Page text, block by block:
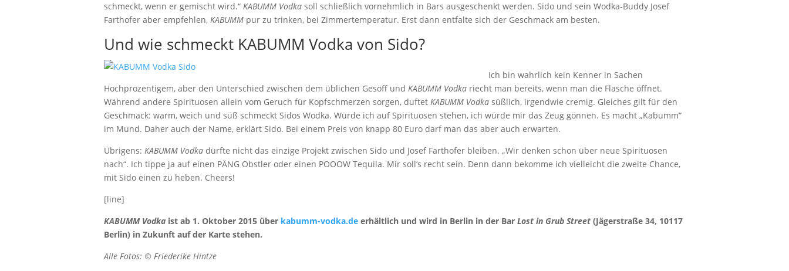
schmeckt, wenn er gemischt wird.“ KABUMM Vodka soll schließlich vornehmlich in Bars ausgeschenkt werden. Sido und sein Wodka-Buddy Josef
Farthofer aber empfehlen, KABUMM pur zu trinken, bei Zimmertemperatur. Erst dann entfalte sich der Geschmack am besten.
Und wie schmeckt KABUMM Vodka von Sido?
Ich bin wahrlich kein Kenner in Sachen
Hochprozentigem, aber den Unterschied zwischen dem üblichen Gesöff und KABUMM Vodka riecht man bereits, wenn man die Flasche öffnet.
Während andere Spirituosen allein vom Geruch für Kopfschmerzen sorgen, duftet KABUMM Vodka süßlich, irgendwie cremig. Gleiches gilt für den
Geschmack: warm, weich und süß schmeckt Sidos Wodka. Würde ich auf Spirituosen stehen, ich würde mir das Zeug gönnen. Es macht „Kabumm“
im Mund. Daher auch der Name, erklärt Sido. Bei einem Preis von knapp 80 Euro darf man das aber auch erwarten.
Übrigens: KABUMM Vodka dürfte nicht das einzige Projekt zwischen Sido und Josef Farthofer bleiben. „Wir denken schon über neue Spirituosen
nach“. Ich tippe ja auf einen PÄNG Obstler oder einen POOOW Tequila. Mir soll’s recht sein. Denn dann bekomme ich vielleicht die zweite Chance,
mit Sido einen zu heben. Cheers!
[line]
KABUMM Vodka ist ab 1. Oktober 2015 über kabumm-vodka.de erhältlich und wird in Berlin in der Bar Lost in Grub Street (Jägerstraße 34, 10117
Berlin) in Zukunft auf der Karte stehen.
Alle Fotos: © Friederike Hintze